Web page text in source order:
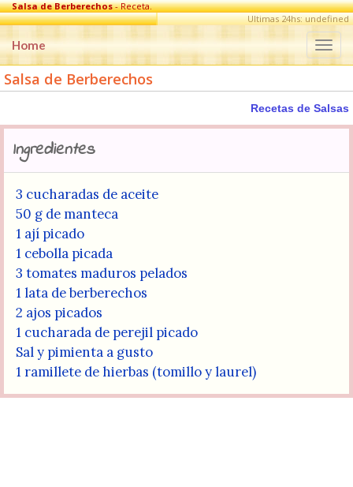
Salsa de Berberechos- Receta.
Ultimas 24hs: undefined
Home
Salsa de Berberechos
Recetas de Salsas
Ingredientes
3 cucharadas de aceite
50 g de manteca
1 ají picado
1 cebolla picada
3 tomates maduros pelados
1 lata de berberechos
2 ajos picados
1 cucharada de perejil picado
Sal y pimienta a gusto
1 ramillete de hierbas (tomillo y laurel)